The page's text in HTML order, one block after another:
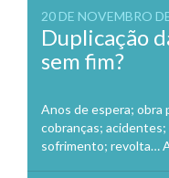
20 DE NOVEMBRO
Duplicação
sem fim?
Anos de espera; obra
cobranças;
sofrimento; revolta…